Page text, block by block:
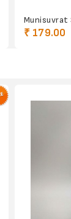
Munisuvrat
₹ 179.00